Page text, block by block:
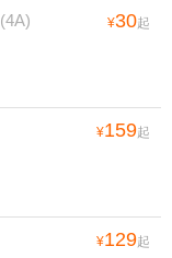
(4A) ¥30起
¥159起
¥129起